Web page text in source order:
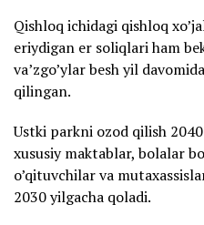
Qishloq ichidagi qishloq
eriydigan er soliqlari ham
va’zgo’ylar besh yil
qilingan.
Ustki parkni ozod qilish
xususiy maktablar, bolalar
o’qituvchilar va
2030 yilgacha qoladi.